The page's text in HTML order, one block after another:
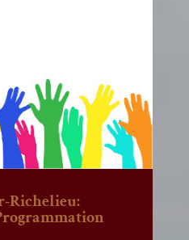
Richelieu: